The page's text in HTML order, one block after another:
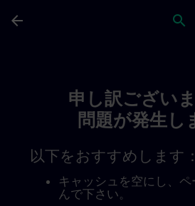
arrow_back search
申し訳ござい
問題が発生し
以下をおすすめします：
キャッシュを空にし、
んで下さい。